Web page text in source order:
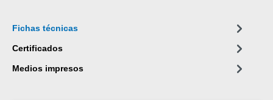
Fichas técnicas
Certificados
Medios impresos